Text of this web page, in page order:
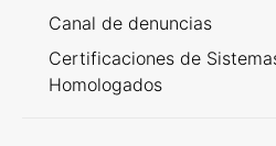
Canal de denuncias
Certificaciones de
Homologados